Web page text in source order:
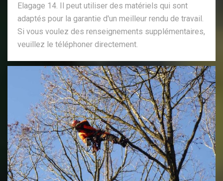
Elagage 14. Il peut utiliser des matériels qui sont
adaptés pour la garantie d'un meilleur rendu de travail.
Si vous voulez des renseignements supplémentaires,
veuillez le téléphoner directement.